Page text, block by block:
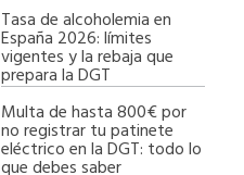
Tasa de alcoholemia en
España 2026: límites
vigentes y la rebaja que
prepara la DGT
Multa de hasta 800€ por
no registrar tu patinete
eléctrico en la DGT: todo lo
que debes saber